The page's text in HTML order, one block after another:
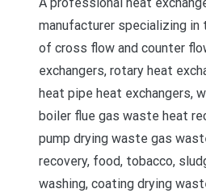
manufacturer specializing in
of cross flow and counter
exchangers, rotary heat
heat pipe heat exchangers,
boiler flue gas waste heat
pump drying waste gas
recovery, food, tobacco,
washing, coating drying